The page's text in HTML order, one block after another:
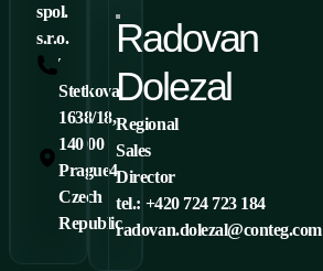
spol.
s.r.o.
Stetkova
1638/18,
140 00
Prague4
Czech
Republic
Radovan
Dolezal
Regional
Sales
Director
tel.: +420 724 723 184
radovan.dolezal@conteg.com